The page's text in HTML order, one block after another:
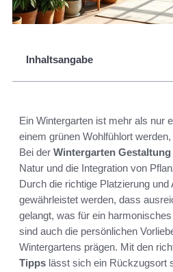
Inhaltsangabe
Ein Wintergarten ist mehr als nur
einem grünen Wohlfühlort
Bei der Wintergarten Gestaltung
Natur und die Integration von
Durch die richtige Platzierung und
gewährleistet werden, dass
gelangt, was für ein
sind auch die persönlichen
Wintergartens prägen. Mit den
Tipps lässt sich ein Rückzugsort